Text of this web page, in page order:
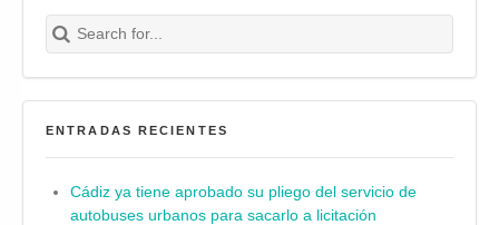
Search for:
Buscar
ENTRADAS RECIENTES
Cádiz ya tiene aprobado su pliego del servicio de
autobuses urbanos para sacarlo a licitación